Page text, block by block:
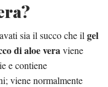
sia il succo che il gel
di aloe veraviene
e contiene
viene normalmente